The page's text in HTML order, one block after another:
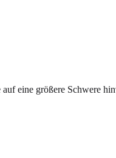
eine größere Schwere